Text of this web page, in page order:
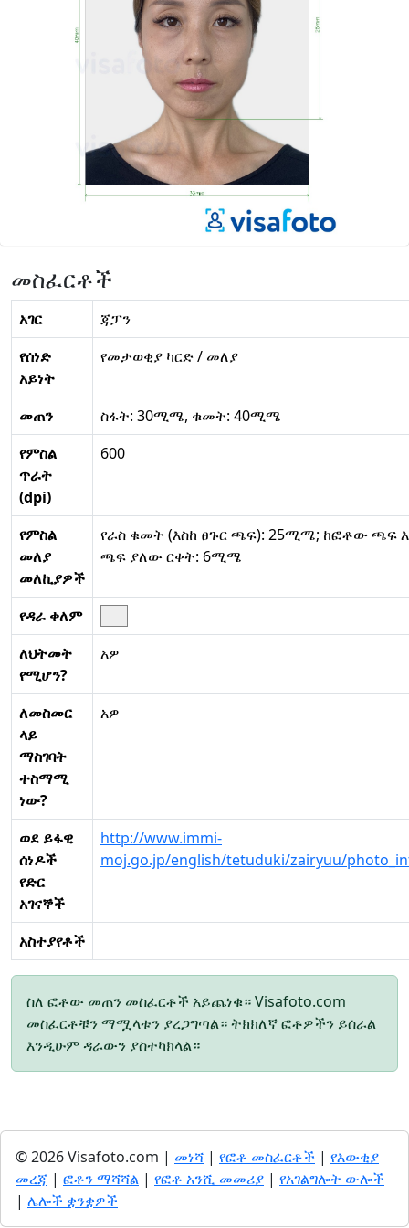
መስፈርቶች
አገር
ጃፓን
የሰነድ
አይነት
የመታወቂያ ካርድ / መለያ
መጠን
ስፋት: 30ሚሜ, ቁመት: 40ሚሜ
የምስል
ጥራት
(dpi)
600
የምስል
መለያ
መለኪያዎች
የራስ ቁመት (እስከ ፀጉር ጫፍ): 25ሚሜ; ከፎቶው ጫፍ
ጫፍ ያለው ርቀት: 6ሚሜ
የዳራ ቀለም
ለህትመት
የሚሆን?
አዎ
ለመስመር
ላይ
ማስገባት
ተስማሚ
ነው?
አዎ
ወደ ይፋዊ
ሰነዶች
የድር
አገናኞች
http://www.immi-
moj.go.jp/english/tetuduki/zairyuu/
አስተያየቶች
ስለ ፎቶው መጠን መስፈርቶች አይጨነቁ። Visafoto.com
መስፈርቶቹን ማሟላቱን ያረጋግጣል። ትክክለኛ ፎቶዎችን ይሰራል
እንዲሁም ዳራውን ያስተካክላል።
© 2026 Visafoto.com | መነሻ | የፎቶ መስፈርቶች | የእውቂያ
መረጃ | ፎቶን ማሻሻል | የፎቶ አንሺ መመሪያ | የአገልግሎት ውሎች
| ሌሎች ቋንቋዎች